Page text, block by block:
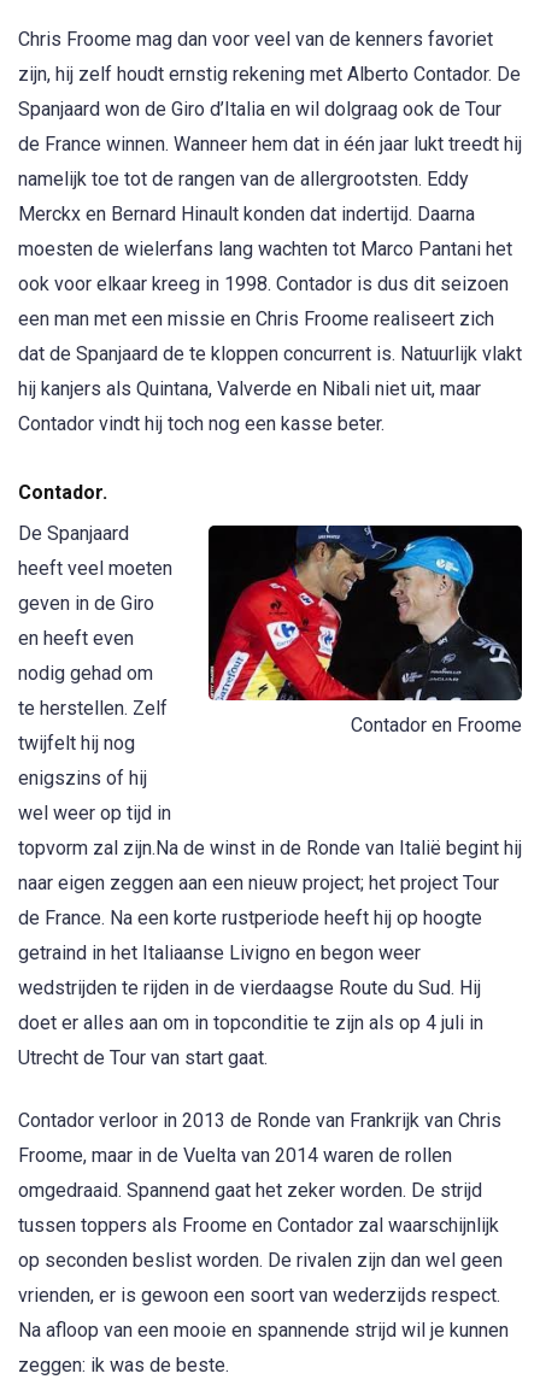
Chris Froome mag dan voor veel van de kenners favoriet
zijn, hij zelf houdt ernstig rekening met Alberto Contador. De
Spanjaard won de Giro d’Italia en wil dolgraag ook de Tour
de France winnen. Wanneer hem dat in één jaar lukt treedt hij
namelijk toe tot de rangen van de allergrootsten. Eddy
Merckx en Bernard Hinault konden dat indertijd. Daarna
moesten de wielerfans lang wachten tot Marco Pantani het
ook voor elkaar kreeg in 1998. Contador is dus dit seizoen
een man met een missie en Chris Froome realiseert zich
dat de Spanjaard de te kloppen concurrent is. Natuurlijk vlakt
hij kanjers als Quintana, Valverde en Nibali niet uit, maar
Contador vindt hij toch nog een kasse beter.
Contador.
Contador en Froome
De Spanjaard
heeft veel moeten
geven in de Giro
en heeft even
nodig gehad om
te herstellen. Zelf
twijfelt hij nog
enigszins of hij
wel weer op tijd in
topvorm zal zijn.Na de winst in de Ronde van Italië begint hij
naar eigen zeggen aan een nieuw project; het project Tour
de France. Na een korte rustperiode heeft hij op hoogte
getraind in het Italiaanse Livigno en begon weer
wedstrijden te rijden in de vierdaagse Route du Sud. Hij
doet er alles aan om in topconditie te zijn als op 4 juli in
Utrecht de Tour van start gaat.
Contador verloor in 2013 de Ronde van Frankrijk van Chris
Froome, maar in de Vuelta van 2014 waren de rollen
omgedraaid. Spannend gaat het zeker worden. De strijd
tussen toppers als Froome en Contador zal waarschijnlijk
op seconden beslist worden. De rivalen zijn dan wel geen
vrienden, er is gewoon een soort van wederzijds respect.
Na afloop van een mooie en spannende strijd wil je kunnen
zeggen: ik was de beste.